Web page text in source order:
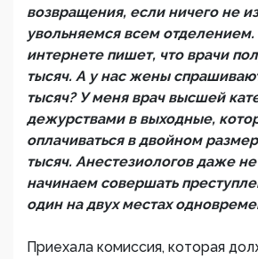
возвращения, если ничего не
увольняемся всем отделением.
интернете пишет, что врачи
тысяч. А у нас жены
тысяч? У меня врач высшей
дежурствами в выходные,
оплачиваться в двойном
тысяч. Анестезиологов даже
начинаем совершать
один на двух местах
Приехала комиссия, которая